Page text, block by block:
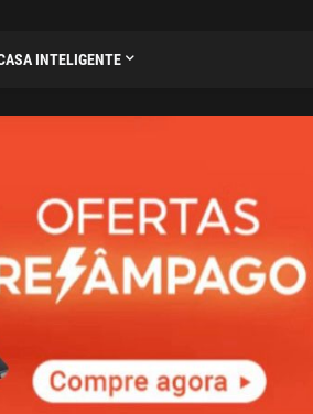
INTELIGENTE